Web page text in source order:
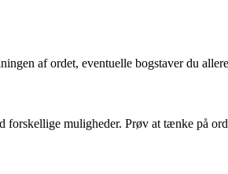
af ordet, eventuelle bogstaver du
muligheder. Prøv at tænke på